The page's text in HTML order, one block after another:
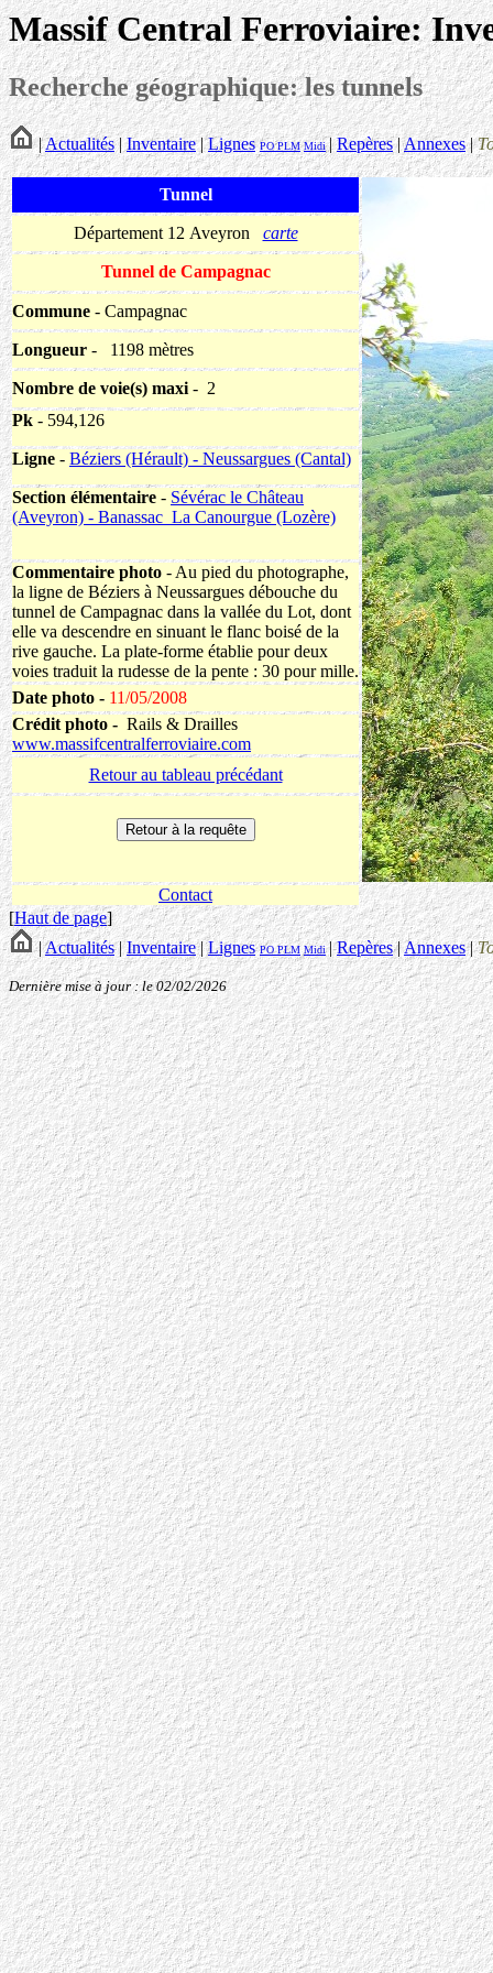
Massif Central Ferroviaire:
Recherche géographique: les tunnels
|Actualités| Inventaire|Lignes POPLM Midi |Repères|Annexes|
Tunnel
Département 12 Aveyron carte
Tunnel de Campagnac
Commune - Campagnac
Longueur - 1198 mètres
Nombre de voie(s) maxi - 2
Pk - 594,126
Ligne - Béziers (Hérault) - Neussargues (Cantal)
Section élémentaire - Sévérac le Château
(Aveyron) - Banassac_La Canourgue (Lozère)
Commentaire photo - Au pied du photographe,
la ligne de Béziers à Neussargues débouche du
tunnel de Campagnac dans la vallée du Lot, dont
elle va descendre en sinuant le flanc boisé de la
rive gauche. La plate-forme établie pour deux
voies traduit la rudesse de la pente : 30 pour mille.
Date photo - 11/05/2008
Crédit photo - Rails & Drailles
www.massifcentralferroviaire.com
Retour au tableau précédant
Contact
[Haut de page]
|Actualités|Inventaire|Lignes POPLM Midi |Repères|Annexes|
Dernière mise à jour : le 02/02/2026